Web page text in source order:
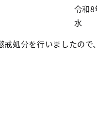
令和8
処分を行いましたので